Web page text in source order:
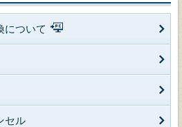
について
セル